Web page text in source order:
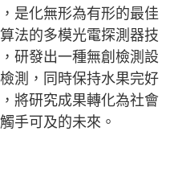
是化無形為有形的最佳
法的多模光電探測器技
研發出一種無創檢測設
測，同時保持水果完好
將研究成果轉化為社會
手可及的未來。